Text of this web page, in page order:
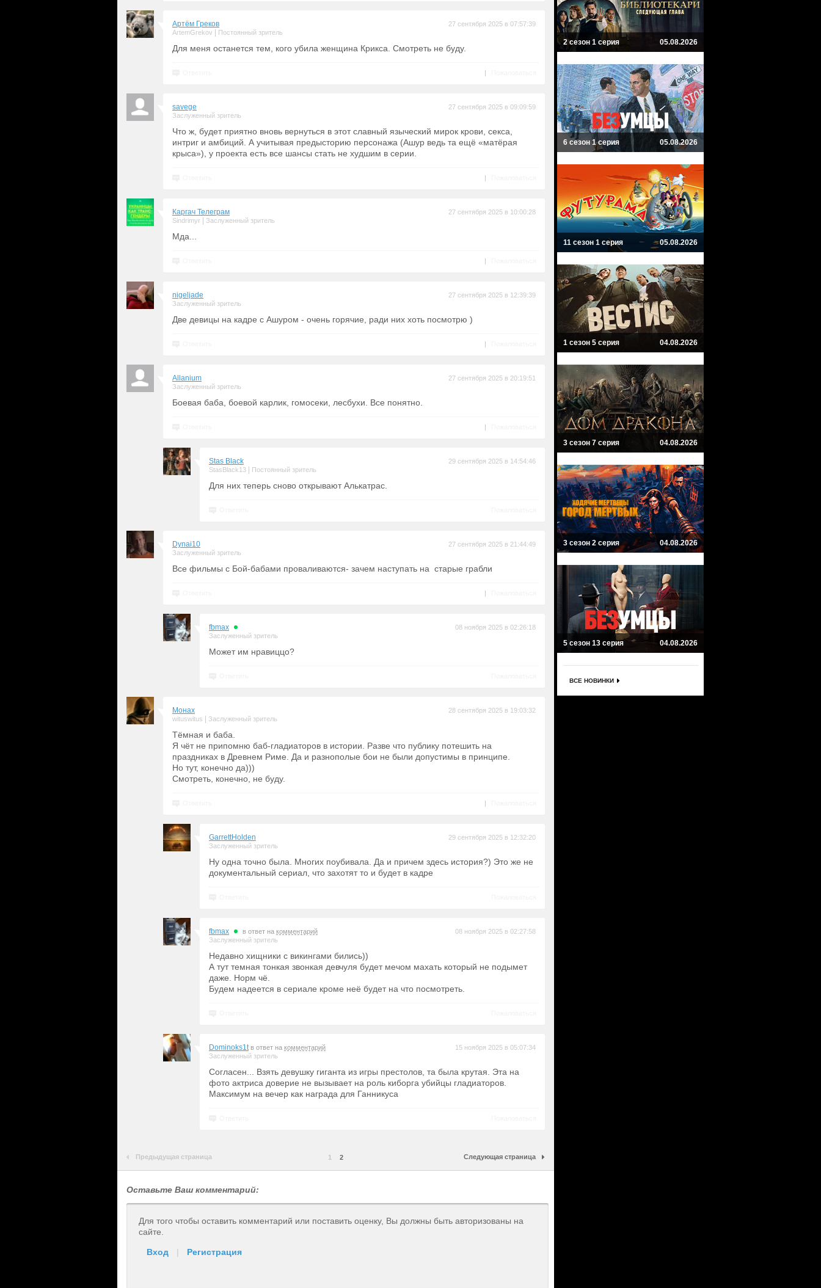
Артём Греков
ArtemGrekov Постоянный зритель
27 сентября 2025 в 07:57:39
Для меня останется тем, кого убила женщина Крикса. Смотреть не буду.
|
savege
Заслуженный зритель
27 сентября 2025 в 09:09:59
Что ж, будет приятно вновь вернуться в этот славный языческий мирок крови, секса,
интриг и амбиций. А учитывая предысторию персонажа (Ашур ведь та ещё «матёрая
крыса»), у проекта есть все шансы стать не худшим в серии.
|
Каргач Телеграм
Sindrimyr Заслуженный зритель
27 сентября 2025 в 10:00:28
Мда...
|
nigeljade
Заслуженный зритель
27 сентября 2025 в 12:39:39
Две девицы на кадре с Ашуром - очень горячие, ради них хоть посмотрю )
|
Allanium
Заслуженный зритель
27 сентября 2025 в 20:19:51
Боевая баба, боевой карлик, гомосеки, лесбухи. Все понятно.
|
Stas Black
StasBlack13 Постоянный зритель
29 сентября 2025 в 14:54:46
Для них теперь сново открывают Алькатрас.
Dynai10
Заслуженный зритель
27 сентября 2025 в 21:44:49
Все фильмы с Бой-бабами проваливаются- зачем наступать на старые грабли
|
fbmax
Заслуженный зритель
08 ноября 2025 в 02:26:18
Может им нравиццо?
Монах
wituswitus Заслуженный зритель
28 сентября 2025 в 19:03:32
Тёмная и баба.
Я чёт не припомню баб-гладиаторов в истории. Разве что публику потешить на
праздниках в Древнем Риме. Да и разнополые бои не были допустимы в принципе.
Но тут, конечно да)))
Смотреть, конечно, не буду.
|
GarrettHolden
Заслуженный зритель
29 сентября 2025 в 12:32:20
Ну одна точно была. Многих поубивала. Да и причем здесь история?) Это же не
документальный сериал, что захотят то и будет в кадре
fbmax в ответ на комментарий
Заслуженный зритель
08 ноября 2025 в 02:27:58
Недавно хищники с викингами бились))
А тут темная тонкая звонкая девчуля будет мечом махать который не подымет
даже. Норм чё.
Будем надеется в сериале кроме неё будет на что посмотреть.
Dominoks1t в ответ на комментарий
Заслуженный зритель
15 ноября 2025 в 05:07:34
Согласен... Взять девушку гиганта из игры престолов, та была крутая. Эта на
фото актриса доверие не вызывает на роль киборга убийцы гладиаторов.
Максимум на вечер как награда для Ганникуса
Предыдущая страница 1 2 Следующая страница
Оставьте Ваш комментарий:
Для того чтобы оставить комментарий или поставить оценку, Вы должны быть авторизованы на
сайте.
Вход | Регистрация
2 сезон 1 серия 05.08.2026
6 сезон 1 серия 05.08.2026
11 сезон 1 серия 05.08.2026
1 сезон 5 серия 04.08.2026
3 сезон 7 серия 04.08.2026
3 сезон 2 серия 04.08.2026
5 сезон 13 серия 04.08.2026
ВСЕ НОВИНКИ